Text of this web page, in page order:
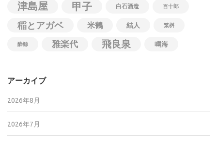
津島屋 甲子 白石酒造 百十郎
稲とアガベ 米鶴 結人 繁桝
酔鯨 雅楽代 飛良泉 鳴海
アーカイブ
2026年8月
2026年7月